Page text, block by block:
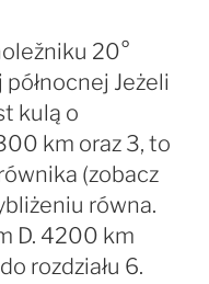
20°
Jeżeli
kulą o
km oraz 3, to
(zobacz
równa.
D. 4200 km
rozdziału 6.